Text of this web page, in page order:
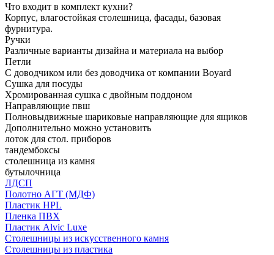
Что входит в комплект кухни?
Корпус, влагостойкая столешница, фасады, базовая
фурнитура.
Ручки
Различные варианты дизайна и материала на выбор
Петли
С доводчиком или без доводчика от компании Boyard
Сушка для посуды
Хромированная сушка с двойным поддоном
Направляющие пвш
Полновыдвижные шариковые направляющие для ящиков
Дополнительно можно установить
лоток для стол. приборов
тандембоксы
столешница из камня
бутылочница
ЛДСП
Полотно АГТ (МДФ)
Пластик HPL
Пленка ПВХ
Пластик Alvic Luxe
Столешницы из искусственного камня
Столешницы из пластика